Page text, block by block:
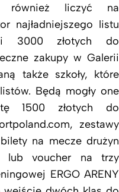
również liczyć na
najładniejszego listu
3000 złotych do
zakupy w Galerii
także szkoły, które
Będą mogły one
1500 złotych do
zestawy
na mecze drużyn
lub voucher na trzy
ERGO ARENY